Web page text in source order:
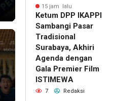
15 jam lalu
Ketum DPP IKAPPI
Sambangi Pasar
Tradisional
Surabaya, Akhiri
Agenda dengan
Gala Premier Film
ISTIMEWA
7 Redaksi